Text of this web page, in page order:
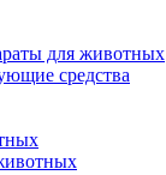
для животных
средства